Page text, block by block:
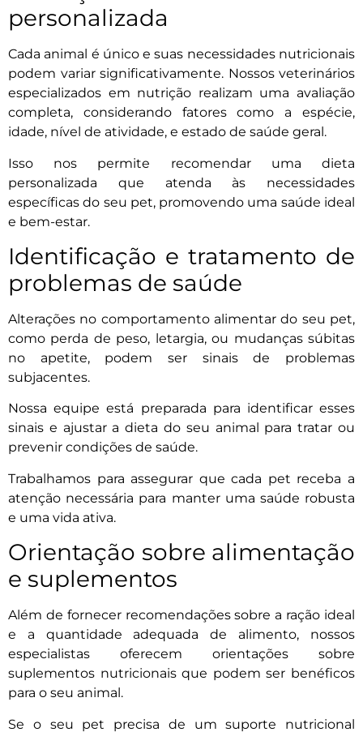
personalizada
Cada animal é único e suas necessidades nutricionais
podem variar significativamente. Nossos veterinários
especializados em nutrição realizam uma avaliação
completa, considerando fatores como a espécie,
idade, nível de atividade, e estado de saúde geral.
Isso nos permite recomendar uma dieta
personalizada que atenda às necessidades
específicas do seu pet, promovendo uma saúde ideal
e bem-estar.
Identificação e tratamento de
problemas de saúde
Alterações no comportamento alimentar do seu pet,
como perda de peso, letargia, ou mudanças súbitas
no apetite, podem ser sinais de problemas
subjacentes.
Nossa equipe está preparada para identificar esses
sinais e ajustar a dieta do seu animal para tratar ou
prevenir condições de saúde.
Trabalhamos para assegurar que cada pet receba a
atenção necessária para manter uma saúde robusta
e uma vida ativa.
Orientação sobre alimentação
e suplementos
Além de fornecer recomendações sobre a ração ideal
e a quantidade adequada de alimento, nossos
especialistas oferecem orientações sobre
suplementos nutricionais que podem ser benéficos
para o seu animal.
Se o seu pet precisa de um suporte nutricional